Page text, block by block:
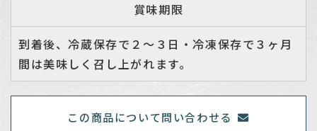
賞味期限
到着後、冷蔵保存で２～３日・冷凍保存で３ヶ月
間は美味しく召し上がれます。
この商品について問い合わせる